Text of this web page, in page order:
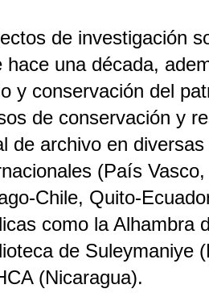
de investigación
hace una década,
y conservación del
de conservación y
de archivo en diversas
(País
Chile, Quito-
como la Alhambra
de Suleymaniye
(Nicaragua).